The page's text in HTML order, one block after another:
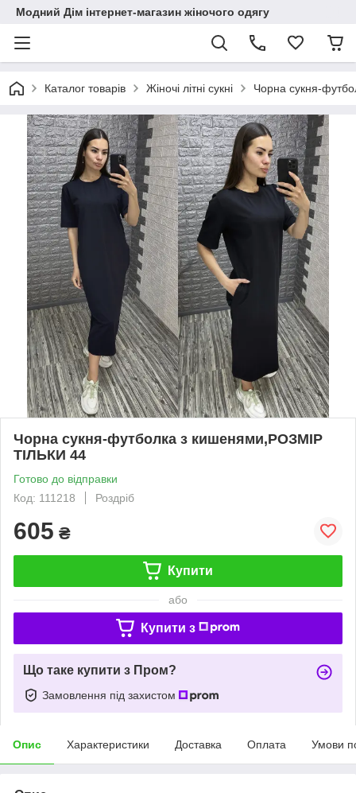
Модний Дім інтернет-магазин жіночого одягу
Каталог товарів Жіночі літні сукні Чорна сукня-
Чорна сукня-футболка з кишенями,РОЗМІР
ТІЛЬКИ 44
Готово до відправки
Код: 111218
Роздріб
605 ₴
Купити
або
Купити з
Що таке купити з Пром?
Замовлення під захистом
Опис Характеристики Доставка Оплата Умови